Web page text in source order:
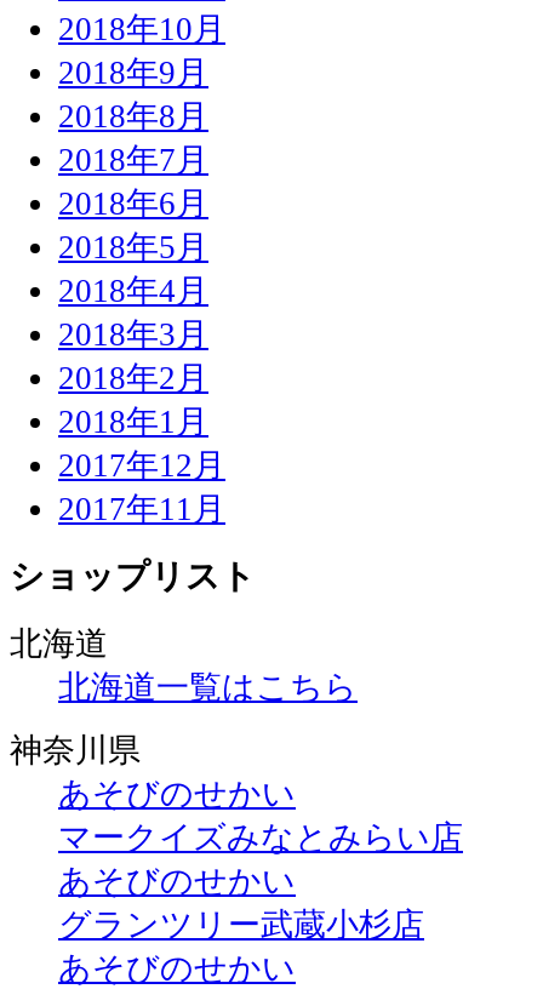
2018年10月
2018年9月
2018年8月
2018年7月
2018年6月
2018年5月
2018年4月
2018年3月
2018年2月
2018年1月
2017年12月
2017年11月
ショップリスト
北海道
北海道一覧はこちら
神奈川県
あそびのせかい
マークイズみなとみらい店
あそびのせかい
グランツリー武蔵小杉店
あそびのせかい